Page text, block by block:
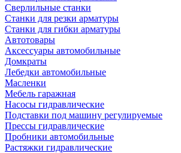
Сверлильные станки
Станки для резки арматуры
Станки для гибки арматуры
Автотовары
Аксессуары автомобильные
Домкраты
Лебедки автомобильные
Масленки
Мебель гаражная
Насосы гидравлические
Подставки под машину регулируемые
Прессы гидравлические
Пробники автомобильные
Растяжки гидравлические